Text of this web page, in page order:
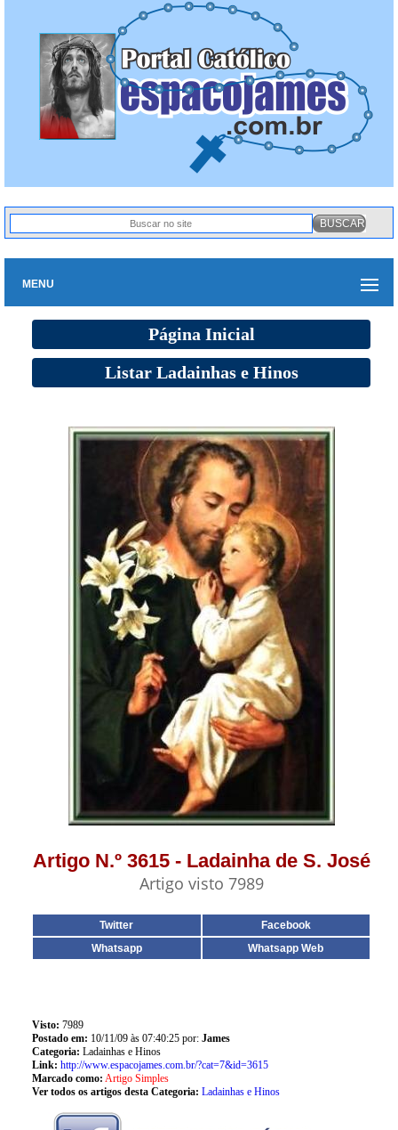
MENU
Página Inicial
Listar Ladainhas e Hinos
Artigo N.º 3615 - Ladainha de S. José
Artigo visto 7989
Twitter
Facebook
Whatsapp
Whatsapp Web
Visto: 7989
Postado em: 10/11/09 às 07:40:25 por: James
Categoria: Ladainhas e Hinos
Link: http://www.espacojames.com.br/?cat=7&id=3615
Marcado como: Artigo Simples
Ver todos os artigos desta Categoria: Ladainhas e Hinos